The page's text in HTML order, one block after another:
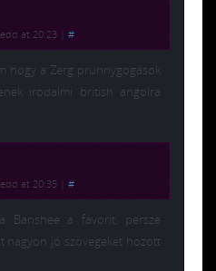
at 20:23 #
hogy a Zerg prunnygogások
irodalmi british angolra
at 20:35 #
Banshee a favorit, persze
nagyon jó szövegeket hozott